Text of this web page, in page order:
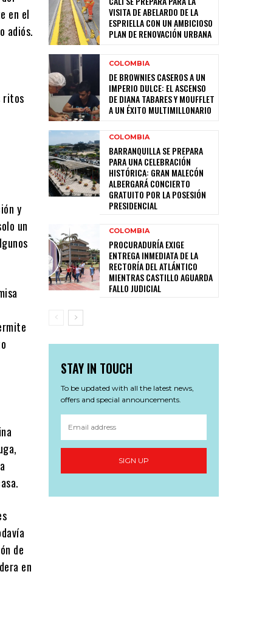
en el
adiós.
ritos
y
un
de
en
VISITA DE ABELARDO DE LA
ESPRIELLA CON UN AMBICIOSO
PLAN DE RENOVACIÓN URBANA
COLOMBIA
DE BROWNIES CASEROS A UN
IMPERIO DULCE: EL ASCENSO
DE DIANA TABARES Y MOUFFLET
A UN ÉXITO MULTIMILLONARIO
COLOMBIA
BARRANQUILLA SE PREPARA
PARA UNA CELEBRACIÓN
HISTÓRICA: GRAN MALECÓN
ALBERGARÁ CONCIERTO
GRATUITO POR LA POSESIÓN
PRESIDENCIAL
COLOMBIA
PROCURADURÍA EXIGE
ENTREGA INMEDIATA DE LA
RECTORÍA DEL ATLÁNTICO
MIENTRAS CASTILLO AGUARDA
FALLO JUDICIAL
STAY IN TOUCH
To be updated with all the latest news,
offers and special announcements.
SIGN UP